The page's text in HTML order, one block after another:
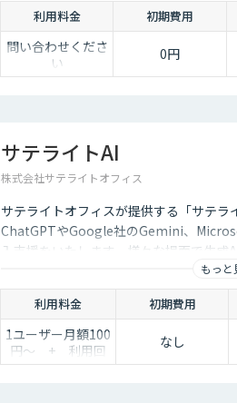
利用料金 初期費用
問い合わせくださ
い
0円
サテライトAI
株式会社サテライトオフィス
サテライトオフィスが提供する「サテ
ChatGPTやGoogle社のGemini、
入支援をいたします。様々な場面で生成
トいたします。法人向けの生成AIの導入
い。
もっと
利用料金 初期費用
1ユーザー月額100
円～ + 利用回
数課金
なし